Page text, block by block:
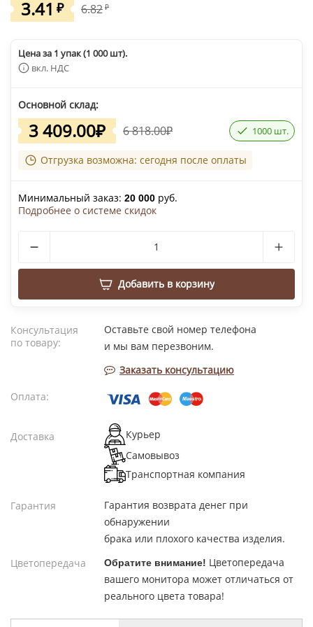
3.41 ₽ 6.82 ₽
Цена за 1 упак (1 000 шт).
вкл. НДС
Основной склад:
3 409.00₽ 6 818.00₽ 1000 шт.
Отгрузка возможна: сегодня после оплаты
Минимальный заказ: 20 000 руб.
Подробнее о системе скидок
Добавить в корзину
Консультация
по товару:
Оставьте свой номер телефона
и мы вам перезвоним.
Заказать консультацию
Оплата:
Доставка
Курьер
Самовывоз
Транспортная компания
Гарантия
Гарантия возврата денег при
обнаружении
брака или плохого качества изделия.
Цветопередача
Обратите внимание! Цветопередача
вашего монитора может отличаться от
реального цвета товара!